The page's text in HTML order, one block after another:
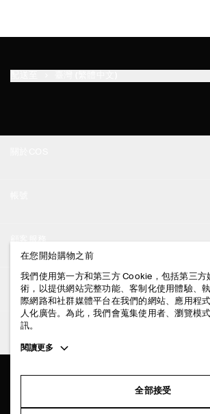
門市資訊
登入 / 註冊
聯絡我們
配送說明
付款說明
退貨及退款說明
常見問題
法律資訊
隱私權政策
條款與細則
追蹤COS
在您開始購物之前
我們使用第一方和第三方 Cookie，包括第三方
術，以提供網站完整功能、客制化使用體驗、
際網路和社群媒體平台在我們的網站、應用程
人化廣告。為此，我們會蒐集使用者、瀏覽模
訊。
Toggle
閱讀更多
全部接受